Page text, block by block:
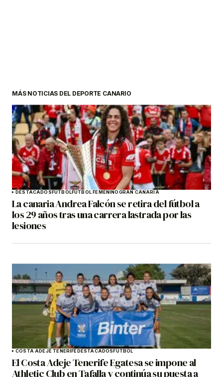
MÁS NOTICIAS DEL DEPORTE CANARIO
DESTACADOS FÚTBOLFÚTBOL FEMENINOGRAN CANARIA
La canaria Andrea Falcón se retira del fútbol a
los 29 años tras una carrera lastrada por las
lesiones
COSTA ADEJE TENERIFE DESTACADOS FÚTBOL
El Costa Adeje Tenerife Egatesa se impone al
Athletic Club en Tafalla y continúa su puesta a